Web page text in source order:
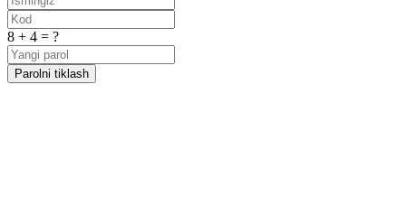
8 + 4 = ?
Parolni tiklash